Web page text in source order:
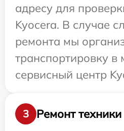
адресу для
Kyocera. В случае
ремонта мы
транспортировку в
сервисный центр
3
Ремонт техники